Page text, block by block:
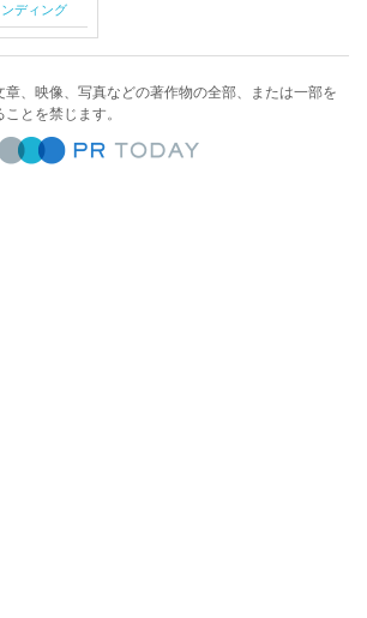
ディング
章、映像、写真などの著作物の全部、または一部を
とを禁じます。